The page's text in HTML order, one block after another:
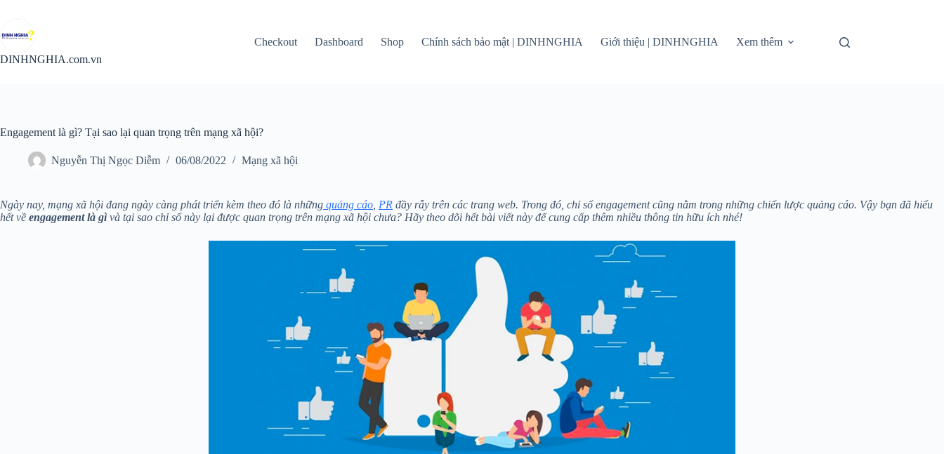
phần
nội
dung
DINHNGHIA.com.vn
Checkout Dashboard Shop Chính sách bảo mật | DINHNGHIA Giới thiệu | DINHNGHIA Xem thêm
Engagement là gì? Tại sao lại quan trọng trên mạng xã hội?
Nguyễn Thị Ngọc Diễm 06/08/2022 Mạng xã hội
Ngày nay, mạng xã hội đang ngày càng phát triển kèm theo đó là những quảng cáo PR đầy rẫy trên các trang web. Trong đó, chỉ số engagement cũng nằm trong những chiến lược quảng cáo. Vậy bạn đã hiểu
hết về engagement là gì và tại sao chỉ số này lại được quan trọng trên mạng xã hội chưa? Hãy theo dõi hết bài viết này để cung cấp thêm nhiều thông tin hữu ích nhé!